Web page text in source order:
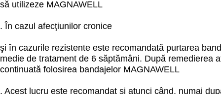
să utilizeze MAGNAWELL
. În cazul afecţiunilor cronice
şi în cazurile rezistente este recomandată purtarea
medie de tratament de 6 săptămâni. După remedierea
continuată folosirea bandajelor MAGNAWELL
. Acest lucru este recomandat şi atunci când, numai